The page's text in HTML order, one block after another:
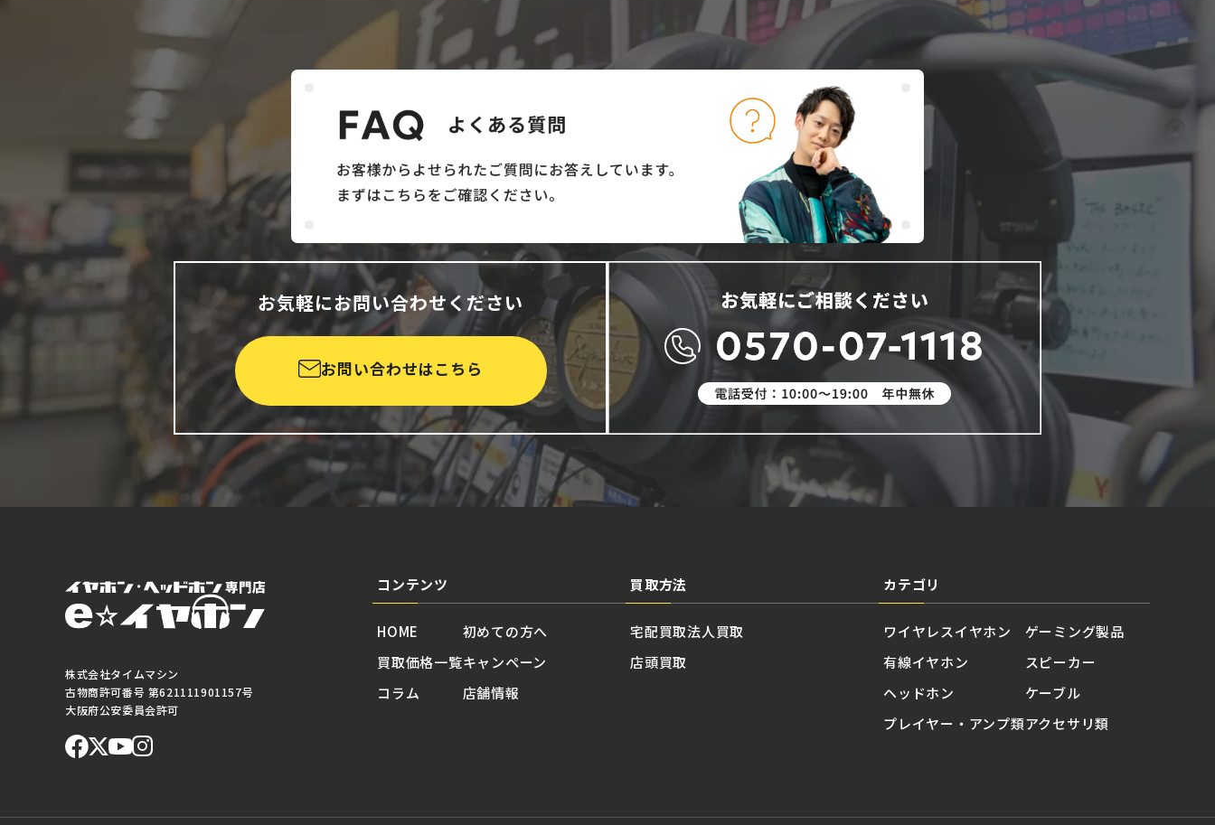
お気軽にお問い合わせください
お問い合わせはこちら
株式会社タイムマシン
古物商許可番号 第621111901157号
大阪府公安委員会許可
コンテンツ
HOME
買取価格一覧
コラム
初めての方へ
キャンペーン
店舗情報
買取方法
宅配買取
店頭買取
法人買取
カテゴリ
ワイヤレスイヤホン
有線イヤホン
ヘッドホン
プレイヤー・アンプ類
ゲーミング製品
スピーカー
ケーブル
アクセサリ類